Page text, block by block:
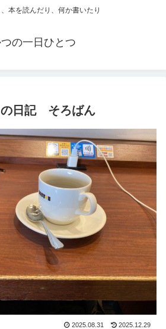
本を読んだり、何か書いたり
の一日ひとつ
の日記 そろばん
2025.08.31 2025.12.29